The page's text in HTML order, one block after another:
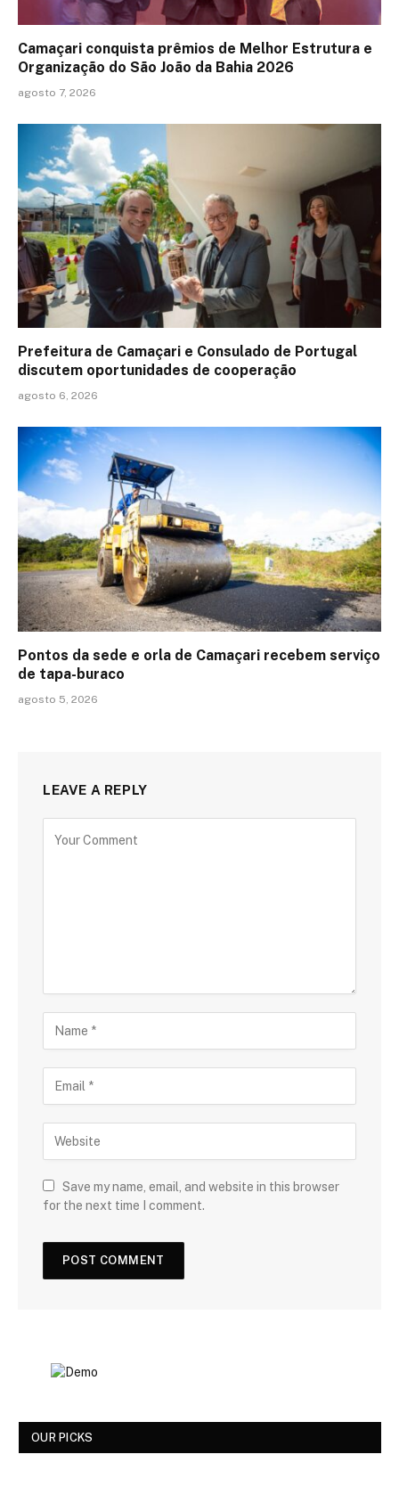
Camaçari conquista prêmios de Melhor Estrutura e
Organização do São João da Bahia 2026
agosto 7, 2026
Prefeitura de Camaçari e Consulado de Portugal
discutem oportunidades de cooperação
agosto 6, 2026
Pontos da sede e orla de Camaçari recebem serviço
de tapa-buraco
agosto 5, 2026
LEAVE A REPLY
Save my name, email, and website in this browser
for the next time I comment.
OUR PICKS